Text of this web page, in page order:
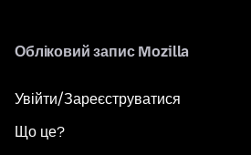
Обліковий запис Mozilla
Увійти/Зареєструватися
Що це?